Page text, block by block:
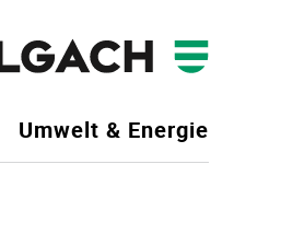
Umwelt & Energie